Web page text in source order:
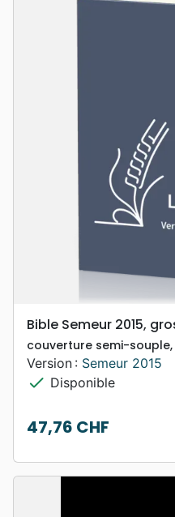
Bible Semeur 2015,
couverture semi-
Version : Semeur 2015
check Disponible
Prix
47,76 CHF